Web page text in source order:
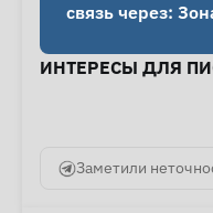
связь через:
ИНТЕРЕСЫ ДЛЯ
Заметили